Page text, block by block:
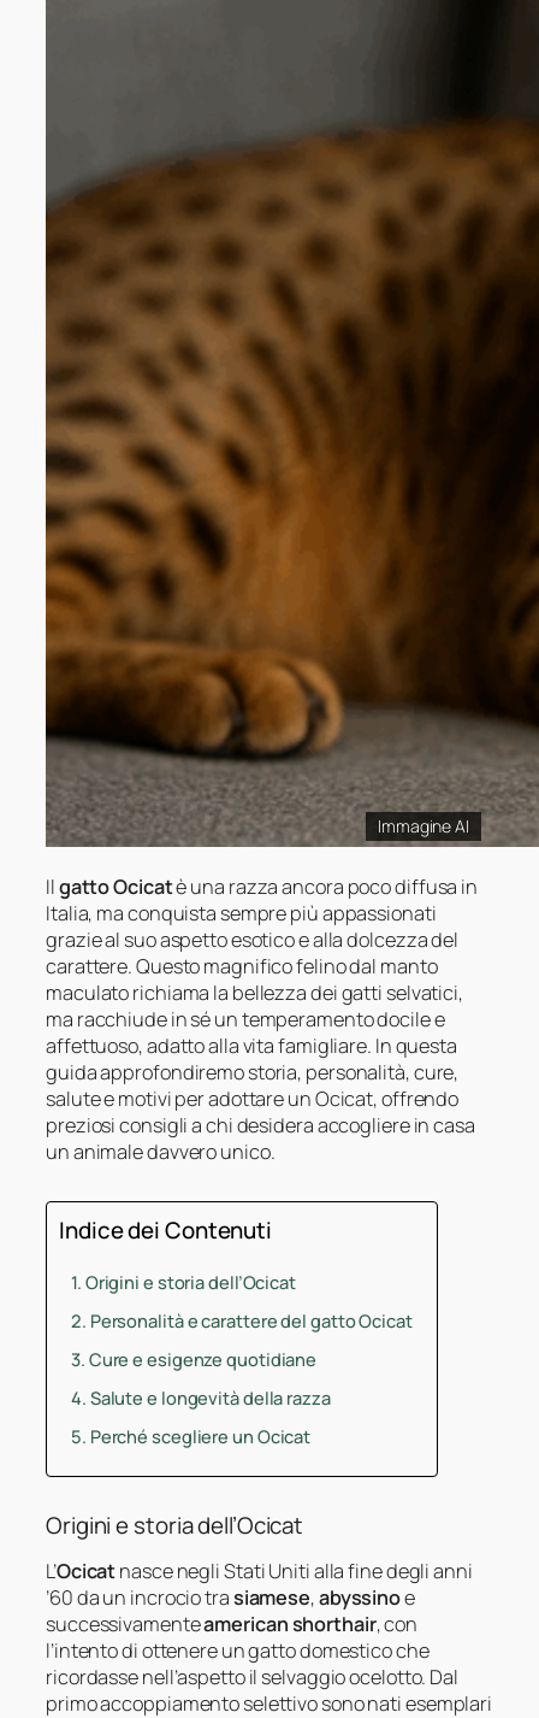
Immagine AI
Ilgatto Ocicatè una razza ancora poco diffusa in
Italia, ma conquista sempre più appassionati
grazie al suo aspetto esotico e alla dolcezza del
carattere. Questo magnifico felino dal manto
maculato richiama la bellezza dei gatti selvatici,
ma racchiude in sé un temperamento docile e
affettuoso, adatto alla vita famigliare. In questa
guida approfondiremo storia, personalità, cure,
salute e motivi per adottare un Ocicat, offrendo
preziosi consigli a chi desidera accogliere in casa
un animale davvero unico.
Indice dei Contenuti
Origini e storia dell’Ocicat
Personalità e carattere del gatto Ocicat
Cure e esigenze quotidiane
Salute e longevità della razza
Perché scegliere un Ocicat
Origini e storia dell’Ocicat
L’Ocicatnasce negli Stati Uniti alla fine degli anni
’60 da un incrocio trasiamese,abyssinoe
successivamenteamerican shorthair, con
l’intento di ottenere un gatto domestico che
ricordasse nell’aspetto il selvaggio ocelotto. Dal
primo accoppiamento selettivo sono nati esemplari